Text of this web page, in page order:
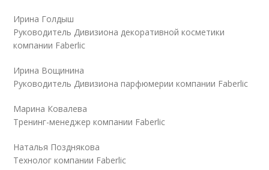
Ирина Голдыш
Руководитель Дивизиона декоративной косметики
компании Faberlic
Ирина Вощинина
Руководитель Дивизиона парфюмерии компании Faberlic
Марина Ковалева
Тренинг-менеджер компании Faberlic
Наталья Позднякова
Технолог компании Faberlic